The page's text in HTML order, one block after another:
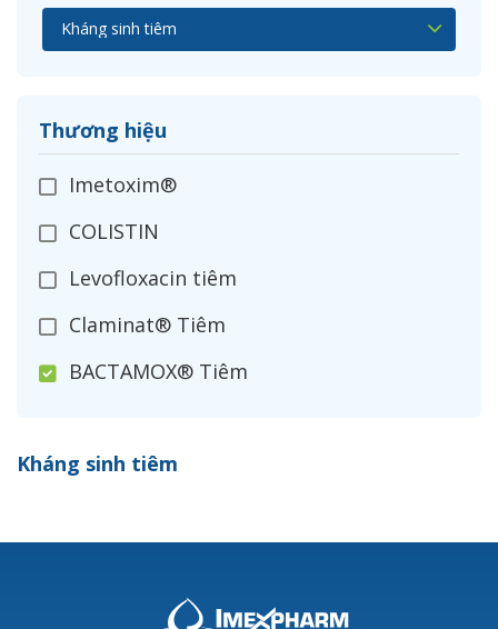
Thương hiệu
Imetoxim®
COLISTIN
Levofloxacin tiêm
Claminat® Tiêm
BACTAMOX® Tiêm
Ceftizoxim®
Kháng sinh tiêm